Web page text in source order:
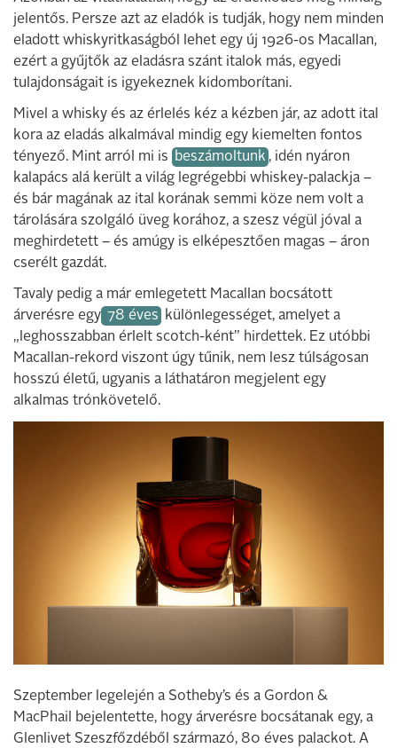
jelentős. Persze azt az eladók is tudják, hogy nem minden
eladott whiskyritkaságból lehet egy új 1926-os Macallan,
ezért a gyűjtők az eladásra szánt italok más, egyedi
tulajdonságait is igyekeznek kidomborítani.
Mivel a whisky és az érlelés kéz a kézben jár, az adott ital
kora az eladás alkalmával mindig egy kiemelten fontos
tényező. Mint arról mi is
beszámoltunk , idén nyáron
kalapács alá került a világ legrégebbi whiskey-palackja –
és bár magának az ital korának semmi köze nem volt a
tárolására szolgáló üveg korához, a szesz végül jóval a
meghirdetett – és amúgy is elképesztően magas – áron
cserélt gazdát.
Tavaly pedig a már emlegetett Macallan bocsátott
árverésre egy 78 éves
különlegességet, amelyet a
„leghosszabban érlelt scotch-ként” hirdettek. Ez utóbbi
Macallan-rekord viszont úgy tűnik, nem lesz túlságosan
hosszú életű, ugyanis a láthatáron megjelent egy
alkalmas trónkövetelő.
Szeptember legelején a Sotheby’s és a Gordon &
MacPhail bejelentette, hogy árverésre bocsátanak egy, a
Glenlivet Szeszfőzdéből származó, 80 éves palackot. A